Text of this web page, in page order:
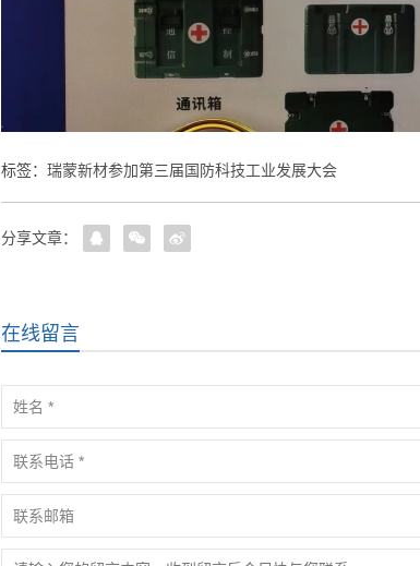
标签： 瑞蒙新材参加第三届国防科技工业发展大会
分享文章：
在线留言